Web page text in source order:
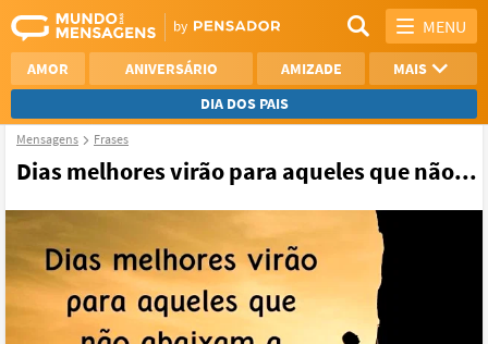
MENU
AMOR ANIVERSÁRIO AMIZADE
MAIS
DIA DOS PAIS
REFLEXÃO
AGRADECIMENTO
NAMORO
VER TODAS
Mensagens Frases
Dias melhores virão para aqueles que não...